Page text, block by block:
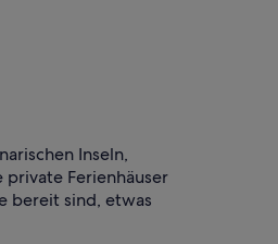
Inseln,
Ferienhäuser
bereit sind, etwas